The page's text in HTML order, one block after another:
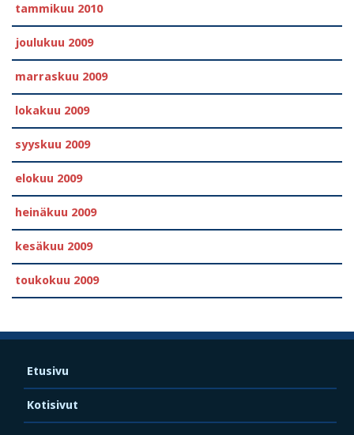
tammikuu 2010
joulukuu 2009
marraskuu 2009
lokakuu 2009
syyskuu 2009
elokuu 2009
heinäkuu 2009
kesäkuu 2009
toukokuu 2009
Etusivu
Kotisivut